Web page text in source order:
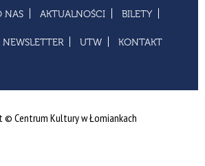
NAS AKTUALNOŚCI BILETY
NEWSLETTER UTW KONTAKT
© Centrum Kultury w Łomiankach